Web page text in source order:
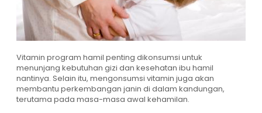
Vitamin program hamil penting dikonsumsi untuk
menunjang kebutuhan gizi dan kesehatan ibu hamil
nantinya. Selain itu, mengonsumsi vitamin juga akan
membantu perkembangan janin di dalam kandungan,
terutama pada masa-masa awal kehamilan.